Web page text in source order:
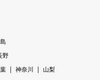
野
神奈川
山梨